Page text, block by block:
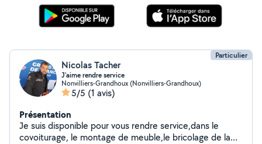
Particulier
Nicolas Tacher
J'aime rendre service
Nonvilliers-Grandhoux (Nonvilliers-Grandhoux)
5/5 (1 avis)
Présentation
Je suis disponible pour vous rendre service,dans le
covoiturage, le montage de meuble,le bricolage de la